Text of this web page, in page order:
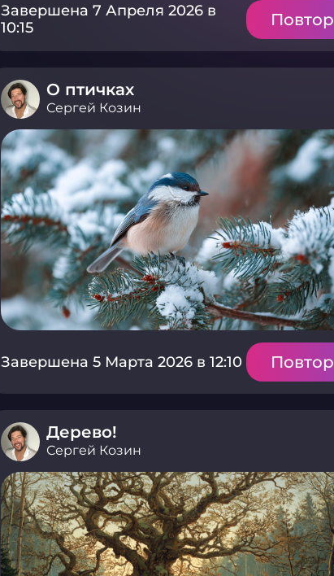
Завершена 7 Апреля 2026 в
10:15
Повтор
О птичках
Сергей Козин
Завершена 5 Марта 2026 в 12:10 Повтор
Дерево!
Сергей Козин